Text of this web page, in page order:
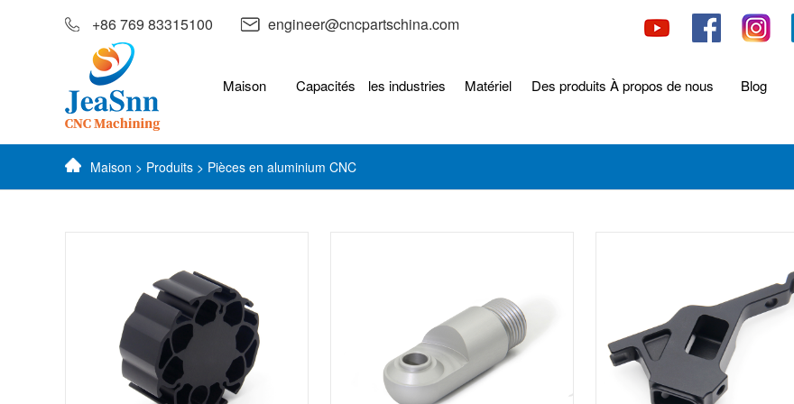
+86 769 83315100 engineer@cncpartschina.com
Maison Capacités les industries Matériel Des produits À propos de nous Blog
Maison > Produits > Pièces en aluminium CNC